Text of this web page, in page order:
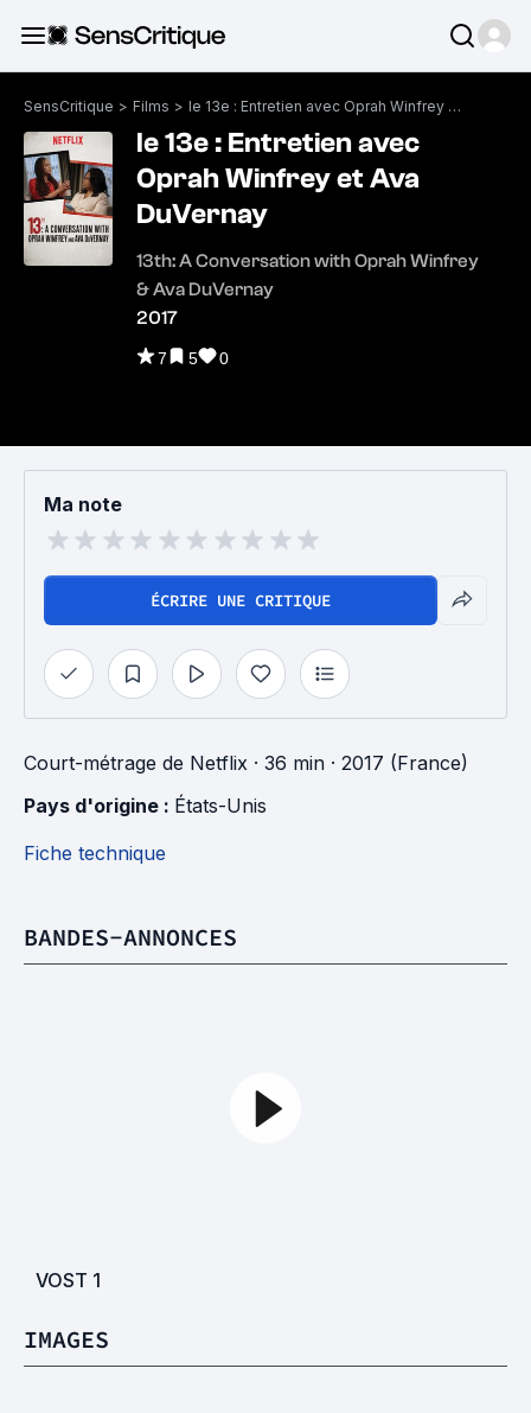
SensCritique > Films > le 13e : Entretien avec Oprah Winfrey et Ava DuVernay
le 13e : Entretien avec
Oprah Winfrey et Ava
DuVernay
13th: A Conversation with Oprah Winfrey
& Ava DuVernay
2017
7 5 0
Ma note
ÉCRIRE UNE CRITIQUE
Court-métrage de Netflix · 36 min · 2017 (France)
Pays d'origine : États-Unis
Fiche technique
BANDES-ANNONCES
VOST 1
IMAGES